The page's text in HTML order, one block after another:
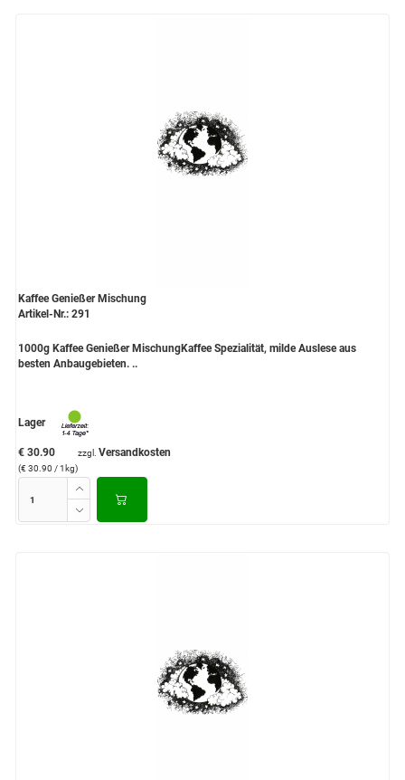
Kaffee Genießer Mischung
Artikel-Nr.: 291
1000g Kaffee Genießer MischungKaffee Spezialität, milde Auslese aus
besten Anbaugebieten. ..
Lager
€ 30.90
(€ 30.90 / 1kg)
zzgl. Versandkosten